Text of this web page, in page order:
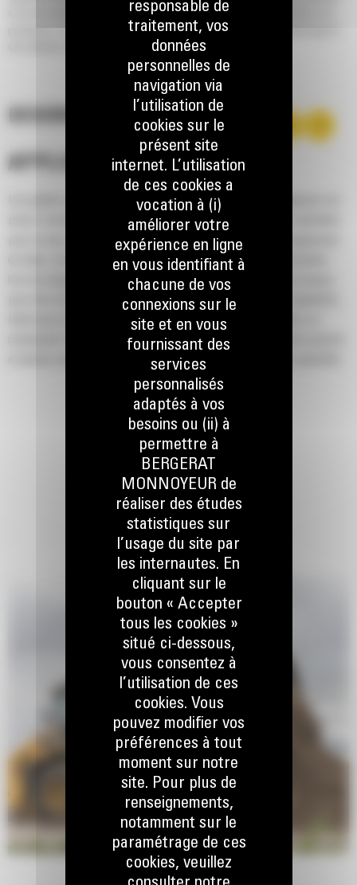
en termes de performances et de productivité, conçu pour les applications de
production. Les avantages de cette conception: des facteurs de remplissage et
une rétention des matériaux plus élevés.
APPLICATION
Les godets normaux GP série Performance pour les chargeuses sur
pneus compactes Cat® assurent de bonnes performances globales
pour la mise en tas, la reprise de tas, l'excavation et le chargement
de talus. Comme le nom le suggère, ces godets sont performants
lors du chargement au tas ou de matériau en place. Ils sont conçus
pour des forces d'arrachage et des conditions d'abrasion standards.
Idéal pour les applications de rétrocavage et de nivellement. Le
rendement volumétrique des godets de la série Performance permet
d'obtenir une capacité jusqu'à 115 % supérieure que celle spécifiée.
responsable de
traitement, vos
données
personnelles de
navigation via
l’utilisation de
cookies sur le
présent site
internet. L’utilisation
de ces cookies a
vocation à (i)
améliorer votre
expérience en ligne
en vous identifiant à
chacune de vos
connexions sur le
site et en vous
fournissant des
services
personnalisés
adaptés à vos
besoins ou (ii) à
permettre à
BERGERAT
MONNOYEUR de
réaliser des études
statistiques sur
l’usage du site par
les internautes. En
cliquant sur le
bouton « Accepter
tous les cookies »
situé ci-dessous,
vous consentez à
l’utilisation de ces
cookies. Vous
pouvez modifier vos
préférences à tout
moment sur notre
site. Pour plus de
renseignements,
notamment sur le
paramétrage de ces
cookies, veuillez